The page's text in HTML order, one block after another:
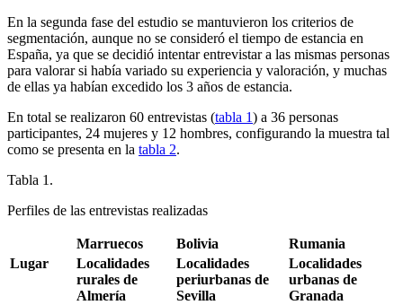
En la segunda fase del estudio se mantuvieron los criterios de
segmentación, aunque no se consideró el tiempo de estancia en
España, ya que se decidió intentar entrevistar a las mismas personas
para valorar si había variado su experiencia y valoración, y muchas
de ellas ya habían excedido los 3 años de estancia.
En total se realizaron 60 entrevistas (tabla 1) a 36 personas
participantes, 24 mujeres y 12 hombres, configurando la muestra tal
como se presenta en la tabla 2.
Tabla 1.
Perfiles de las entrevistas realizadas
Marruecos Bolivia
Rumania
Lugar
Localidades
rurales de
Almería
Localidades
periurbanas de
Sevilla
Localidades
urbanas de
Granada